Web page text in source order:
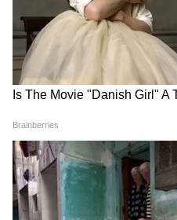
৪। যাদের নিয়োগ করা
অপরাধের ইতিহাস
যাচাই করা হয়?
৫। কোন কোন প্রতিষ্ঠানে
নিয়োগ করা হচ্ছে?
৬। সিভিক
DOWNLOAD APP
RECOMMENDED STORIES